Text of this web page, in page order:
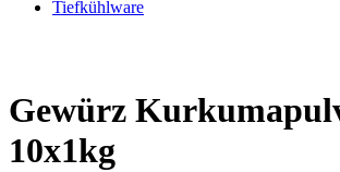
Tiefkühlware
Gewürz
10x1kg